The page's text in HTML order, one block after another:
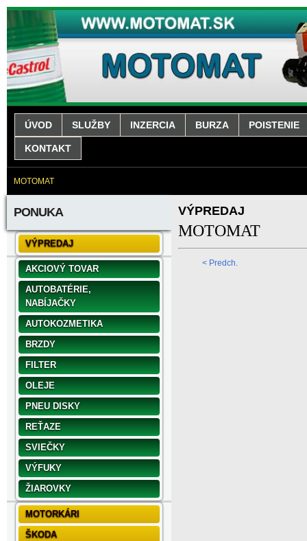
ÚVOD SLUŽBY INZERCIA BURZA POISTENIE
KONTAKT
MOTOMAT
PONUKA
VÝPREDAJ
AKCIOVÝ TOVAR
AUTOBATÉRIE,
NABÍJAČKY
AUTOKOZMETIKA
BRZDY
FILTER
OLEJE
PNEU DISKY
REŤAZE
SVIEČKY
VÝFUKY
ŽIAROVKY
MOTORKÁRI
ŠKODA
VÝPREDAJ
MOTOMAT
< Predch.